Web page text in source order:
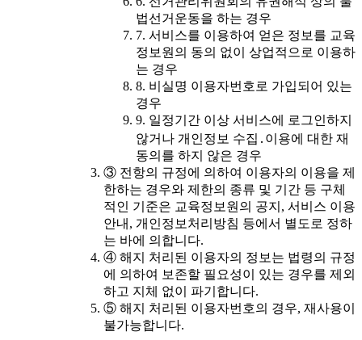
법선거운동을 하는 경우
7. 서비스를 이용하여 얻은 정보를 교육
정보원의 동의 없이 상업적으로 이용하
는 경우
8. 비실명 이용자번호로 가입되어 있는
경우
9. 일정기간 이상 서비스에 로그인하지
않거나 개인정보 수집․이용에 대한 재
동의를 하지 않은 경우
③ 전항의 규정에 의하여 이용자의 이용을 제
한하는 경우와 제한의 종류 및 기간 등 구체
적인 기준은 교육정보원의 공지, 서비스 이용
안내, 개인정보처리방침 등에서 별도로 정하
는 바에 의합니다.
④ 해지 처리된 이용자의 정보는 법령의 규정
에 의하여 보존할 필요성이 있는 경우를 제외
하고 지체 없이 파기합니다.
⑤ 해지 처리된 이용자번호의 경우, 재사용이
불가능합니다.